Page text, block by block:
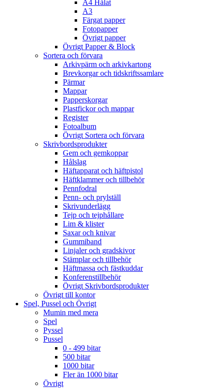
A4 Hålat
A3
Färgat papper
Fotopapper
Övrigt papper
Övrigt Papper & Block
Sortera och förvara
Arkivpärm och arkivkartong
Brevkorgar och tidskriftssamlare
Pärmar
Mappar
Papperskorgar
Plastfickor och mappar
Register
Fotoalbum
Övrigt Sortera och förvara
Skrivbordsprodukter
Gem och gemkoppar
Hålslag
Häftapparat och häftpistol
Häftklammer och tillbehör
Pennfodral
Penn- och prylställ
Skrivunderlägg
Tejp och tejphållare
Lim & klister
Saxar och knivar
Gummiband
Linjaler och gradskivor
Stämplar och tillbehör
Häftmassa och fästkuddar
Konferenstillbehör
Övrigt Skrivbordsprodukter
Övrigt till kontor
Spel, Pussel och Övrigt
Mumin med mera
Spel
Pyssel
Pussel
0 - 499 bitar
500 bitar
1000 bitar
Fler än 1000 bitar
Övrigt